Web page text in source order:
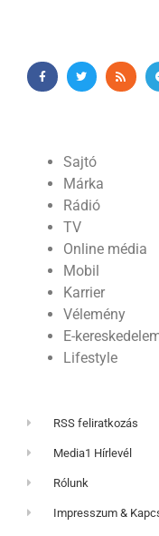
Sajtó
Márka
Rádió
TV
Online média
Mobil
Karrier
Vélemény
E-
Lifestyle
RSS feliratkozás
Media1 Hírlevél
Rólunk
Impresszum &